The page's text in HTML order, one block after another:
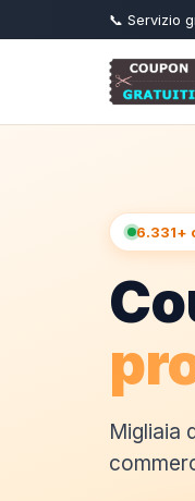
📞 Servizio
6.331+
Migliaia